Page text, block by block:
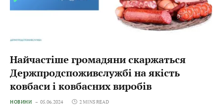
Найчастіше громадяни скаржаться
Держпродспоживслужбі на якість
ковбаси і ковбасних виробів
НОВИНИ 05.06.2024 2 MINS READ